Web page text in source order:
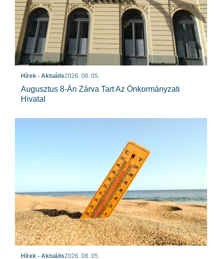
Hírek - Aktuális2026. 08. 05.
Augusztus 8-Án Zárva Tart Az Önkormányzati
Hivatal
Hírek - Aktuális2026. 08. 05.